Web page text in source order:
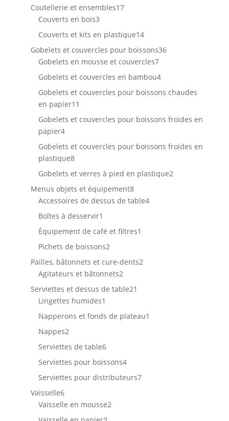
Coutellerie et ensembles1717
Couverts en bois33
produits
Couverts et kits en plastique1414
produits
Gobelets et couvercles pour boissons3636
Gobelets en mousse et couvercles77
produits
Gobelets et couvercles en bambou44
produits
Gobelets et couvercles pour boissons chaudes
en papier11
produits
Gobelets et couvercles pour boissons froides en
papier44
produits
Gobelets et couvercles pour boissons froides en
plastique88
produits
Gobelets et verres à pied en plastique22
Menus objets et équipement88
produits
Accessoires de dessus de table44
Boîtes à desservir1
produit
Équipement de café et filtres1
Pichets de boissons22
produits
Pailles, bâtonnets et cure-dents22
Agitateurs et bâtonnets22
produits
Serviettes et dessus de table21
Lingettes humides1
produit
Napperons et fonds de plateau1
Nappes22
produits
Serviettes de table66
produits
Serviettes pour boissons44
produits
Serviettes pour distributeurs77
Vaisselle66
produits
Vaisselle en mousse22
3